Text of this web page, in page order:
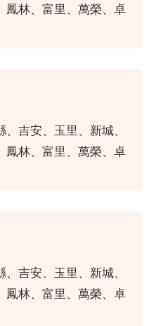
鳳林、富里、萬榮、卓
吉安、玉里、新城、
鳳林、富里、萬榮、卓
吉安、玉里、新城、
鳳林、富里、萬榮、卓